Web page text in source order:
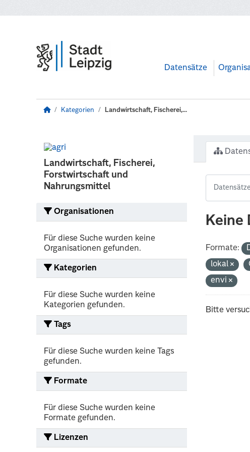
Datensätze
Kategorien Landwirtschaft, Fischerei,...
Landwirtschaft, Fischerei,
Forstwirtschaft und
Nahrungsmittel
Organisationen
Für diese Suche wurden keine
Organisationen gefunden.
Kategorien
Für diese Suche wurden keine
Kategorien gefunden.
Tags
Für diese Suche wurden keine Tags
gefunden.
Formate
Für diese Suche wurden keine
Formate gefunden.
Lizenzen
Keine
Formate:
lokal
envi
Bitte